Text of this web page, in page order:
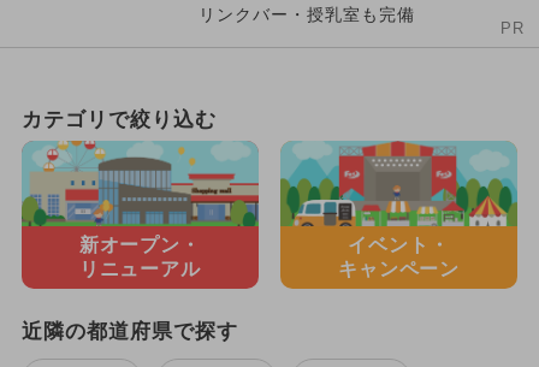
リンクバー・授乳室も完備
PR
カテゴリで絞り込む
新オープン・
リニューアル
イベント・
キャンペーン
近隣の都道府県で探す